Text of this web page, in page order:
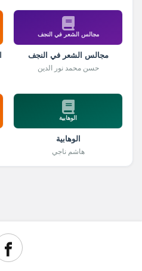
مجالس الشعر في النجف
مجالس الشعر في النجف
حسن محمد نور الدين
الوهابية
الوهابية
هاشم ناجي